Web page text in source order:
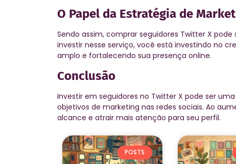
O Papel da Estratégia de
Sendo assim, comprar seguidores Twitter X
investir nesse serviço, você está investindo no
amplo e fortalecendo sua presença online.
Conclusão
Investir em seguidores no Twitter X pode ser
objetivos de marketing nas redes sociais. Ao
alcance e atrair mais atenção para seu perfil.
POSTS